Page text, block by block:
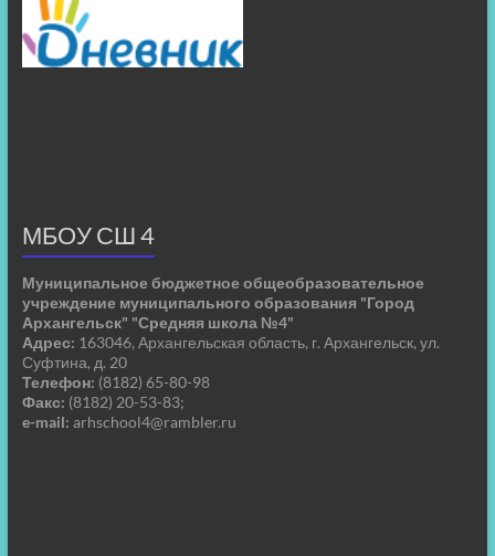
МБОУ СШ 4
Муниципальное бюджетное общеобразовательное
учреждение муниципального образования "Город
Архангельск" "Средняя школа №4"
Адрес: 163046, Архангельская область, г. Архангельск, ул.
Суфтина, д. 20
Телефон: (8182) 65-80-98
Факс: (8182) 20-53-83;
e-mail: arhschool4@rambler.ru